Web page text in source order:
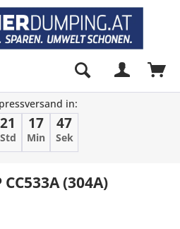
in:
21
Std
17
Min
46
Sek
(304A)